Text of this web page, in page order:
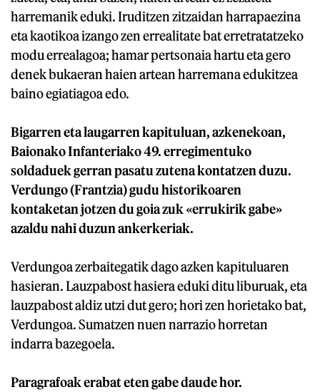
harremanik eduki. Iruditzen zitzaidan harrapaezina
eta kaotikoa izango zen errealitate bat erretratatzeko
modu errealagoa; hamar pertsonaia hartu eta gero
denek bukaeran haien artean harremana edukitzea
baino egiatiagoa edo.
Bigarren eta laugarren kapituluan, azkenekoan,
Baionako Infanteriako 49. erregimentuko
soldaduek gerran pasatu zutena kontatzen duzu.
Verdungo (Frantzia) gudu historikoaren
kontaketan jotzen du goia zuk «errukirik gabe»
azaldu nahi duzun ankerkeriak.
Verdungoa zerbaitegatik dago azken kapituluaren
hasieran. Lauzpabost hasiera eduki ditu liburuak, eta
lauzpabost aldiz utzi dut gero; hori zen horietako bat,
Verdungoa. Sumatzen nuen narrazio horretan
indarra bazegoela.
Paragrafoak erabat eten gabe daude hor.